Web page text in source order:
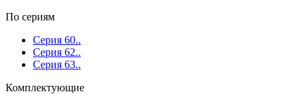
По сериям
Серия 60..
Серия 62..
Серия 63..
Комплектующие